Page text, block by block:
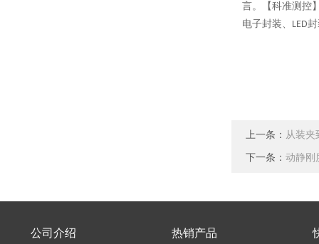
言。【科准测控
电子封装、 LED
上一条： 从装夹
下一条： 动静刚
公司介绍 热销产品